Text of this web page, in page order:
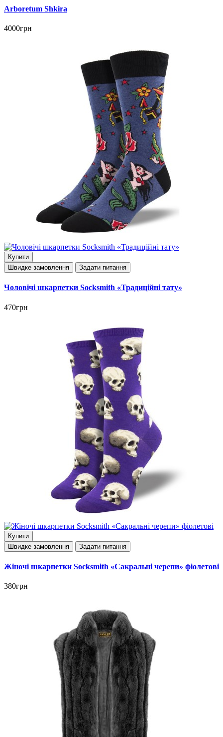
Arboretum Shkira
4000грн
Купити
Швидке замовлення
Задати питання
Чоловічі шкарпетки Socksmith «Традиційні тату»
470грн
Купити
Швидке замовлення
Задати питання
Жіночі шкарпетки Socksmith «Сакральні черепи» фіолетові
380грн